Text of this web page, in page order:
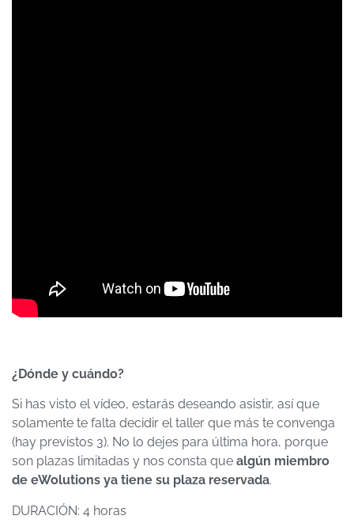
¿Dónde y cuándo?
Si has visto el vídeo, estarás deseando asistir, así que
solamente te falta decidir el taller que más te convenga
(hay previstos 3). No lo dejes para última hora, porque
son plazas limitadas y nos consta que algún miembro
de eWolutions ya tiene su plaza reservada.
DURACIÓN: 4 horas